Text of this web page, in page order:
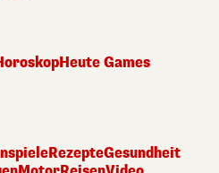
Heute Games
RezepteGesundheit